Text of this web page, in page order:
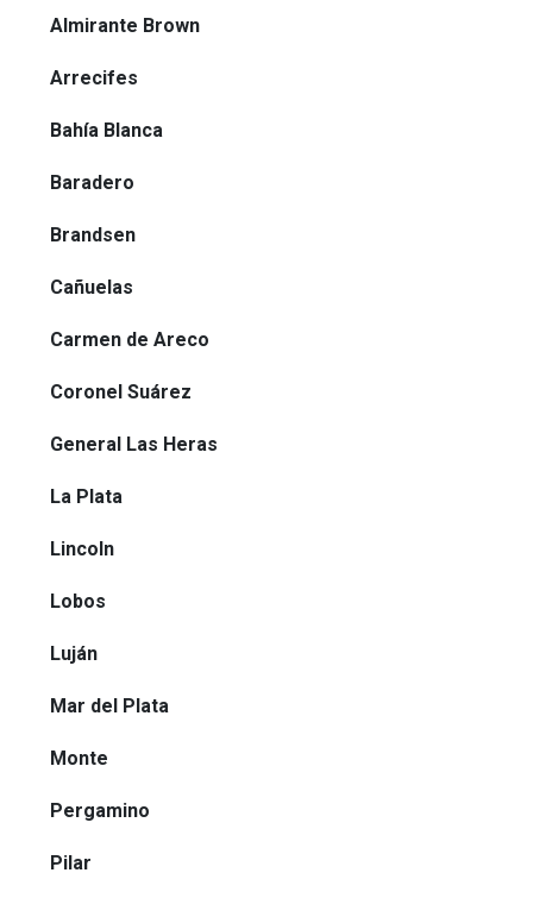
Almirante Brown
Arrecifes
Bahía Blanca
Baradero
Brandsen
Cañuelas
Carmen de Areco
Coronel Suárez
General Las Heras
La Plata
Lincoln
Lobos
Luján
Mar del Plata
Monte
Pergamino
Pilar